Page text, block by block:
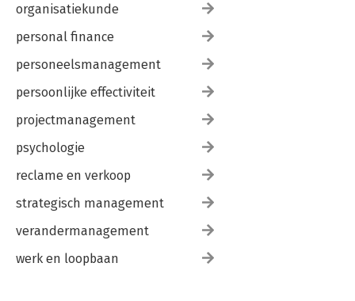
organisatiekunde
personal finance
personeelsmanagement
persoonlijke effectiviteit
projectmanagement
psychologie
reclame en verkoop
strategisch management
verandermanagement
werk en loopbaan